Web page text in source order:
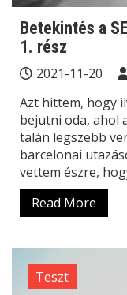
Betekintés a
1. rész
2021-11-20
Azt hittem, hogy
bejutni oda, ahol
talán legszebb
barcelonai
vettem észre,
Read More
Teszt